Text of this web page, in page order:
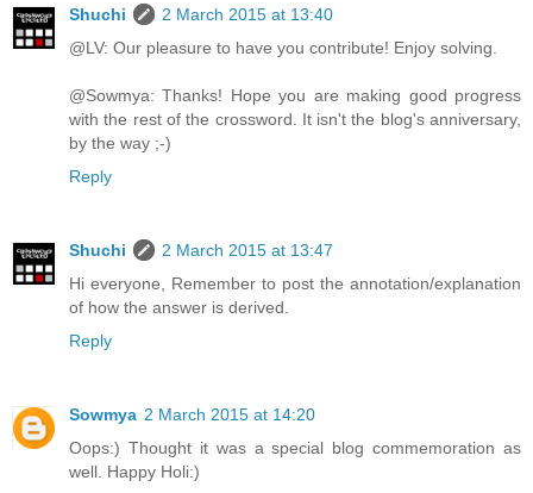
Shuchi
2 March 2015 at 13:40
@LV: Our pleasure to have you contribute! Enjoy solving.
@Sowmya: Thanks! Hope you are making good progress
with the rest of the crossword. It isn't the blog's anniversary,
by the way ;-)
Reply
Shuchi
2 March 2015 at 13:47
Hi everyone, Remember to post the annotation/explanation
of how the answer is derived.
Reply
Sowmya 2 March 2015 at 14:20
Oops:) Thought it was a special blog commemoration as
well. Happy Holi:)